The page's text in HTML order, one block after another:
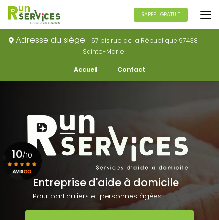
Aller
au
principal
Adresse du siège : 57 bis rue de la République 97438
Sainte-Marie
Accueil Contact
RAPPEL GRATUIT
Entreprise d'aide à domicile
Pour particuliers et personnes âgées
10/10
Voir le certificat